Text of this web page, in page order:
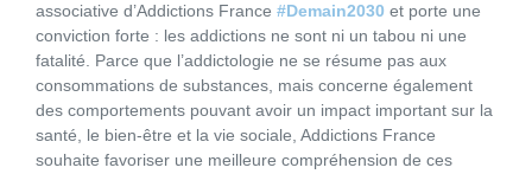
associative d’Addictions France #Demain2030 et porte une
conviction forte : les addictions ne sont ni un tabou ni une
fatalité. Parce que l’addictologie ne se résume pas aux
consommations de substances, mais concerne également
des comportements pouvant avoir un impact important sur la
santé, le bien-être et la vie sociale, Addictions France
souhaite favoriser une meilleure compréhension de ces